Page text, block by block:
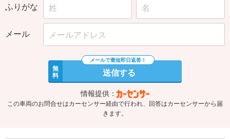
ふりがな
メール
無
料 送信する
情報提供：
この車両のお問合せはカーセンサー経由で行われ、回答はカーセンサーから届
きます。